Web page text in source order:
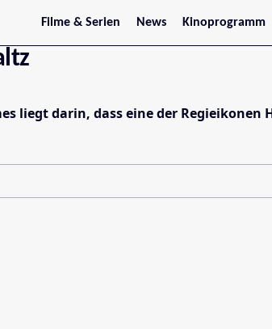
Filme & Serien
Trailer
News
Stars
Kinoprogramm
Jetzt im Kino
Oberösterreich
Steiermark
Vorarlberg
liegt darin, dass eine der